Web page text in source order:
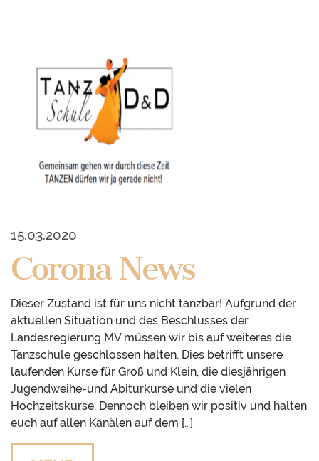
15.03.2020
Corona News
Dieser Zustand ist für uns nicht tanzbar! Aufgrund der
aktuellen Situation und des Beschlusses der
Landesregierung MV müssen wir bis auf weiteres die
Tanzschule geschlossen halten. Dies betrifft unsere
laufenden Kurse für Groß und Klein, die diesjährigen
Jugendweihe-und Abiturkurse und die vielen
Hochzeitskurse. Dennoch bleiben wir positiv und halten
euch auf allen Kanälen auf dem […]